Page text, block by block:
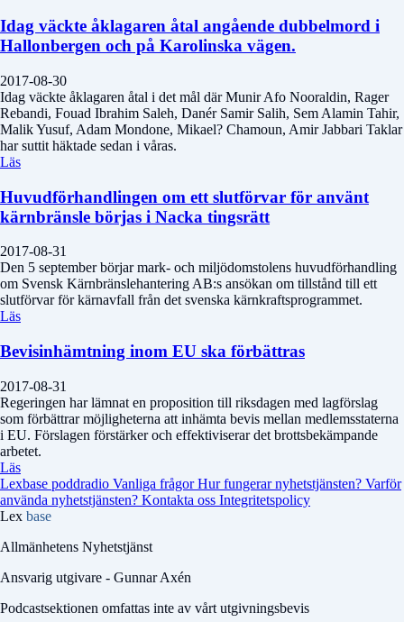
Idag väckte åklagaren åtal angående dubbelmord i
Hallonbergen och på Karolinska vägen.
2017-08-30
Idag väckte åklagaren åtal i det mål där Munir Afo Nooraldin, Rager
Rebandi, Fouad Ibrahim Saleh, Danér Samir Salih, Sem Alamin Tahir,
Malik Yusuf, Adam Mondone, Mikael? Chamoun, Amir Jabbari Taklar
har suttit häktade sedan i våras.
Läs
Huvudförhandlingen om ett slutförvar för använt
kärnbränsle börjas i Nacka tingsrätt
2017-08-31
Den 5 september börjar mark- och miljödomstolens huvudförhandling
om Svensk Kärnbränslehantering AB:s ansökan om tillstånd till ett
slutförvar för kärnavfall från det svenska kärnkraftsprogrammet.
Läs
Bevisinhämtning inom EU ska förbättras
2017-08-31
Regeringen har lämnat en proposition till riksdagen med lagförslag
som förbättrar möjligheterna att inhämta bevis mellan medlemsstaterna
i EU. Förslagen förstärker och effektiviserar det brottsbekämpande
arbetet.
Läs
Lexbase poddradio Vanliga frågorHur fungerar nyhetstjänsten? Varför
använda nyhetstjänsten? Kontakta oss Integritetspolicy
Lex base
Allmänhetens Nyhetstjänst
Ansvarig utgivare - Gunnar Axén
Podcastsektionen omfattas inte av vårt utgivningsbevis